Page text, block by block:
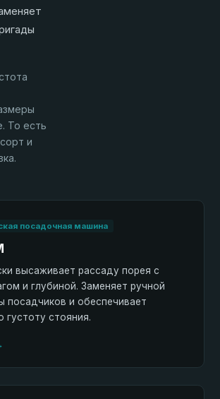
То есть
и
посадочная машина
высаживает рассаду порея с
и глубиной. Заменяет ручной
посадчиков и обеспечивает
густоту стояния.